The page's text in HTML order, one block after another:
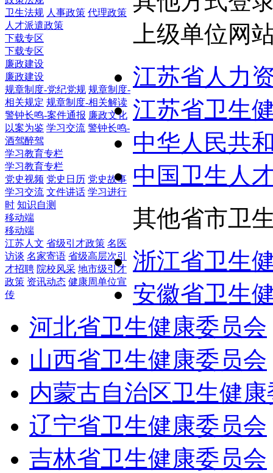
卫生法规 人事政策 代理政策
人才派遣政策
下载专区
下载专区
廉政建设
廉政建设
规章制度-党纪党规 规章制度-
相关规定 规章制度-相关解读
警钟长鸣-案件通报 廉政文化
以案为鉴 学习交流 警钟长鸣-
酒驾醉驾
学习教育专栏
学习教育专栏
党史视频 党史日历 党史故事
学习交流 文件讲话 学习进行
时 知识自测
移动端
移动端
江苏人文 省级引才政策 名医
访谈 名家寄语 省级高层次引
才招聘 院校风采 地市级引才
政策 资讯动态 健康周单位宣
传
上级单位网
江苏省人力
江苏省卫生
中华人民共
中国卫生人
其他省市卫
浙江省卫生
安徽省卫生
河北省卫生健康委员会
山西省卫生健康委员会
内蒙古自治区卫生健
辽宁省卫生健康委员会
吉林省卫生健康委员会